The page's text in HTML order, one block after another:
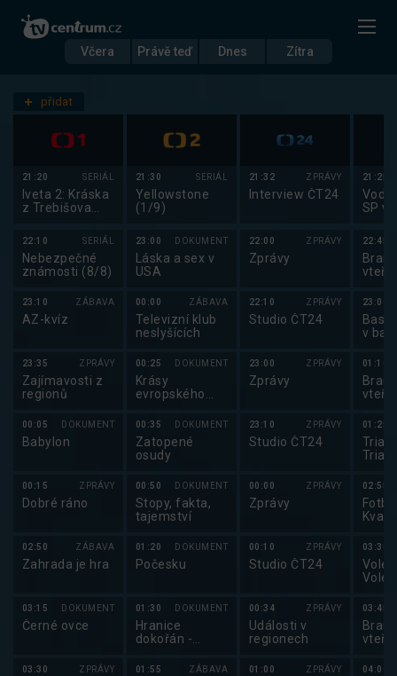
Včera Právě teď Dnes Zítra
Nastavení stanic
přidat
21:20 SERIÁL
Iveta 2: Kráska
z Trebišova
22:10 SERIÁL
Nebezpečné
známosti (8/8)
23:10 ZÁBAVA
AZ-kvíz
23:35 ZPRÁVY
Zajímavosti z
regionů
00:05 DOKUMENT
Babylon
00:15 ZPRÁVY
Dobré ráno
02:50 ZÁBAVA
Zahrada je hra
03:15 DOKUMENT
Černé ovce
03:30 ZPRÁVY
21:30 SERIÁL
Yellowstone
(1/9)
23:00 DOKUMENT
Láska a sex v
USA
00:00 ZÁBAVA
Televizní klub
neslyšících
00:25 DOKUMENT
Krásy
evropského
00:35 DOKUMENT
Zatopené
osudy
00:50 DOKUMENT
Stopy, fakta,
tajemství
01:20 DOKUMENT
Počesku
01:30 DOKUMENT
Hranice
dokořán -
polsko-czeskie
01:55 ZÁBAVA
21:32 ZPRÁVY
Interview ČT24
22:00 ZPRÁVY
Zprávy
22:10 ZPRÁVY
Studio ČT24
23:00 ZPRÁVY
Zprávy
23:10 ZPRÁVY
Studio ČT24
00:00 ZPRÁVY
Zprávy
00:10 ZPRÁVY
Studio ČT24
00:34 ZPRÁVY
Události v
regionech
01:00 ZPRÁVY
21:25
SP
22:45
23:00
v
01:10
01:25
02:55
2026
03:30
03:45
04:00